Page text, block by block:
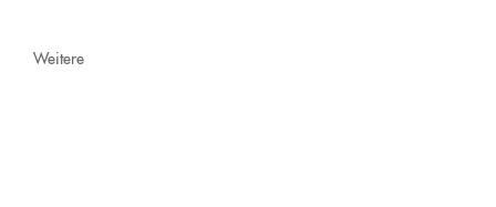
Weitere